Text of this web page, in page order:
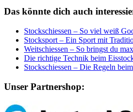
Das könnte dich auch
Stockschiessen – So viel weiß
Stocksport – Ein Sport mit
Weitschiessen – So bringst du
Die richtige Technik beim
Stockschiessen – Die Regeln
Unser Partnershop: